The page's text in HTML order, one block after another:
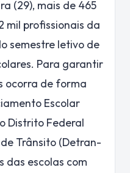
(29), mais de 465
mil profissionais da
semestre letivo de
Para garantir
ocorra de forma
Escolar
Distrito Federal
Trânsito (Detran-
das escolas com